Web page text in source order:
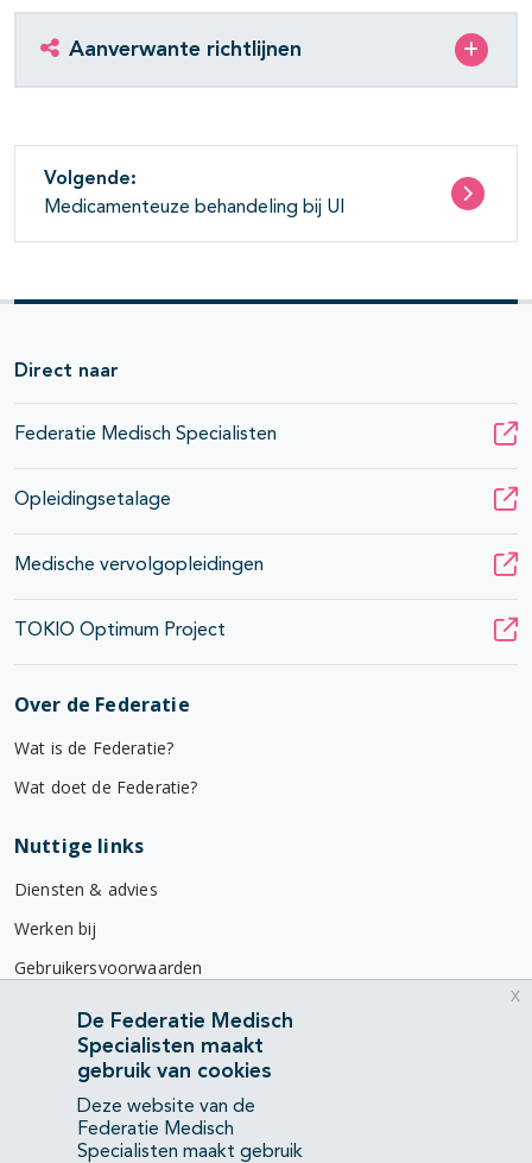
Aanverwante richtlijnen
Volgende:
Medicamenteuze behandeling bij UI
Direct naar
Federatie Medisch Specialisten
Opleidingsetalage
Medische vervolgopleidingen
TOKIO Optimum Project
Over de Federatie
Wat is de Federatie?
Wat doet de Federatie?
Nuttige links
Diensten & advies
Werken bij
Gebruikersvoorwaarden
Privacyverklaring
Contact
Mercatorlaan 1200
3528 BL Utrecht
De Federatie Medisch
Specialisten maakt
gebruik van cookies
Deze website van de
Federatie Medisch
Specialisten maakt gebruik
x